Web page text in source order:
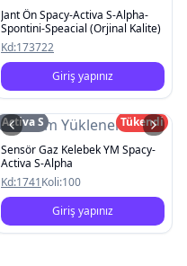
Jant Ön Spacy-Activa S-Alpha-
Spontini-Speacial (Orjinal Kalite)
Kd:173722
Giriş yapınız
Resim Yüklenemedi
Activa S
Tükendi
Sensör Gaz Kelebek YM Spacy-
Activa S-Alpha
Kd:1741Koli:100
Giriş yapınız